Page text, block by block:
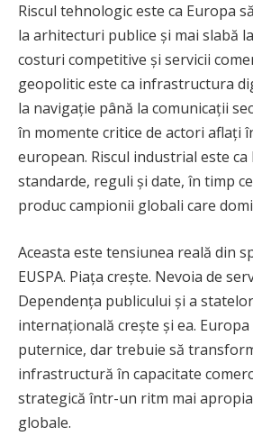
Riscul tehnologic este ca Europa
la arhitecturi publice și mai slabă
costuri competitive și servicii
geopolitic este ca infrastructura
la navigație până la comunicații
în momente critice de actori aflați
european. Riscul industrial este
standarde, reguli și date, în timp
produc campionii globali care
Aceasta este tensiunea reală din
EUSPA. Piața crește. Nevoia de
Dependența publicului și a
internațională crește și ea.
puternice, dar trebuie să
infrastructură în capacitate
strategică într-un ritm mai
globale.